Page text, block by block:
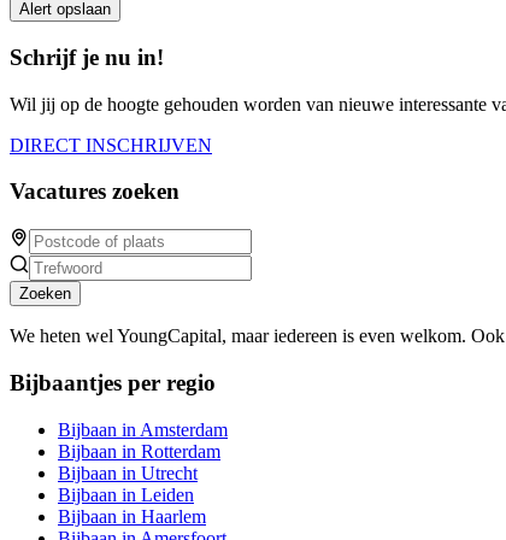
Alert opslaan
Schrijf je nu in!
Wil jij op de hoogte gehouden worden van nieuwe interessante
DIRECT INSCHRIJVEN
Vacatures zoeken
Zoeken
We heten wel YoungCapital, maar iedereen is even welkom.
Bijbaantjes per regio
Bijbaan in Amsterdam
Bijbaan in Rotterdam
Bijbaan in Utrecht
Bijbaan in Leiden
Bijbaan in Haarlem